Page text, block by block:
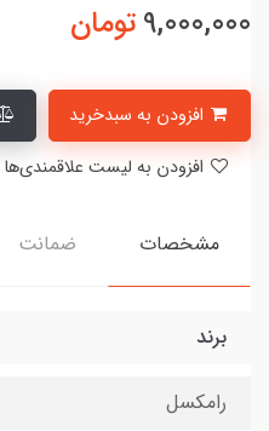
9,000,000تومان
مشخصات ضمانت
برند
رامکسل